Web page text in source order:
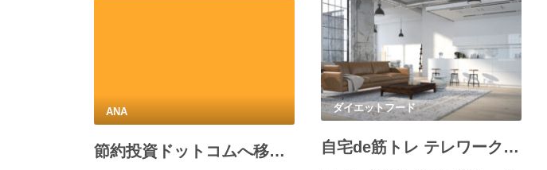
ANA
節約投資ドットコムへ移行のお知らせ
ダイエットフード
自宅de筋トレ テレワーク 巣ごもりでも運動が楽しめるグッズ一覧 でも場所に邪魔にならないもの限定